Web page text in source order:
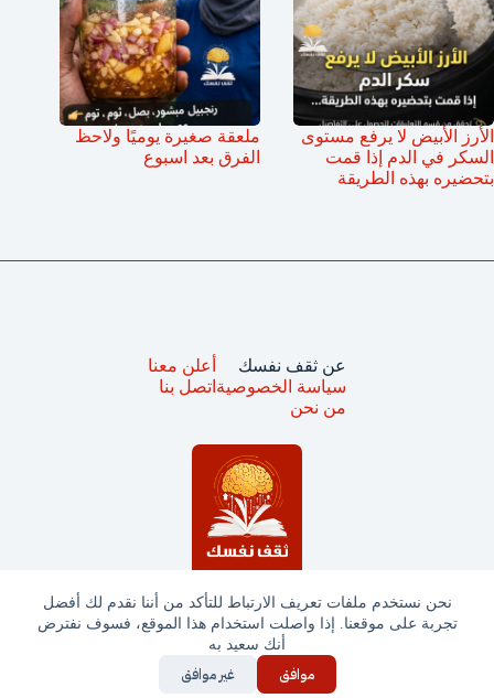
نحن نستخدم ملفات تعريف الارتباط للتأكد من أننا نقدم لك أفضل
تجربة على موقعنا. إذا واصلت استخدام هذا الموقع، فسوف نفترض
أنك سعيد به
موافق غير موافق
الأرز الأبيض لا يرفع مستوى
السكر في الدم إذا قمت
بتحضيره بهذه الطريقة
ملعقة صغيرة يوميًا ولاحظ
الفرق بعد اسبوع
جميع الحقوق محفوظة © ثقف نفسك 2025
عن ثقف نفسك
سياسة الخصوصية
من نحن
أعلن معنا
اتصل بنا